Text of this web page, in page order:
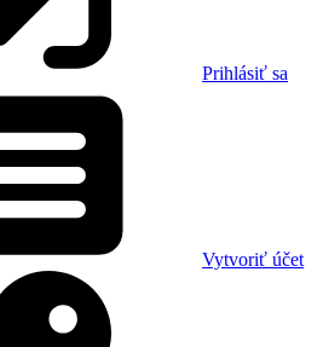
Prihlásiť sa
Vytvoriť účet